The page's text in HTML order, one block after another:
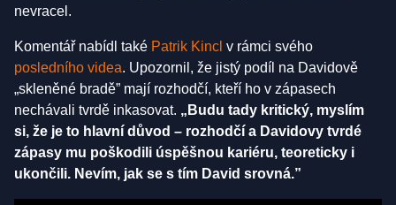
nevracel.
Komentář nabídl také Patrik Kincl v rámci svého
posledního videa. Upozornil, že jistý podíl na Davidově
„skleněné bradě” mají rozhodčí, kteří ho v zápasech
nechávali tvrdě inkasovat. „Budu tady kritický, myslím
si, že je to hlavní důvod – rozhodčí a Davidovy tvrdé
zápasy mu poškodili úspěšnou kariéru, teoreticky i
ukončili. Nevím, jak se s tím David srovná.”